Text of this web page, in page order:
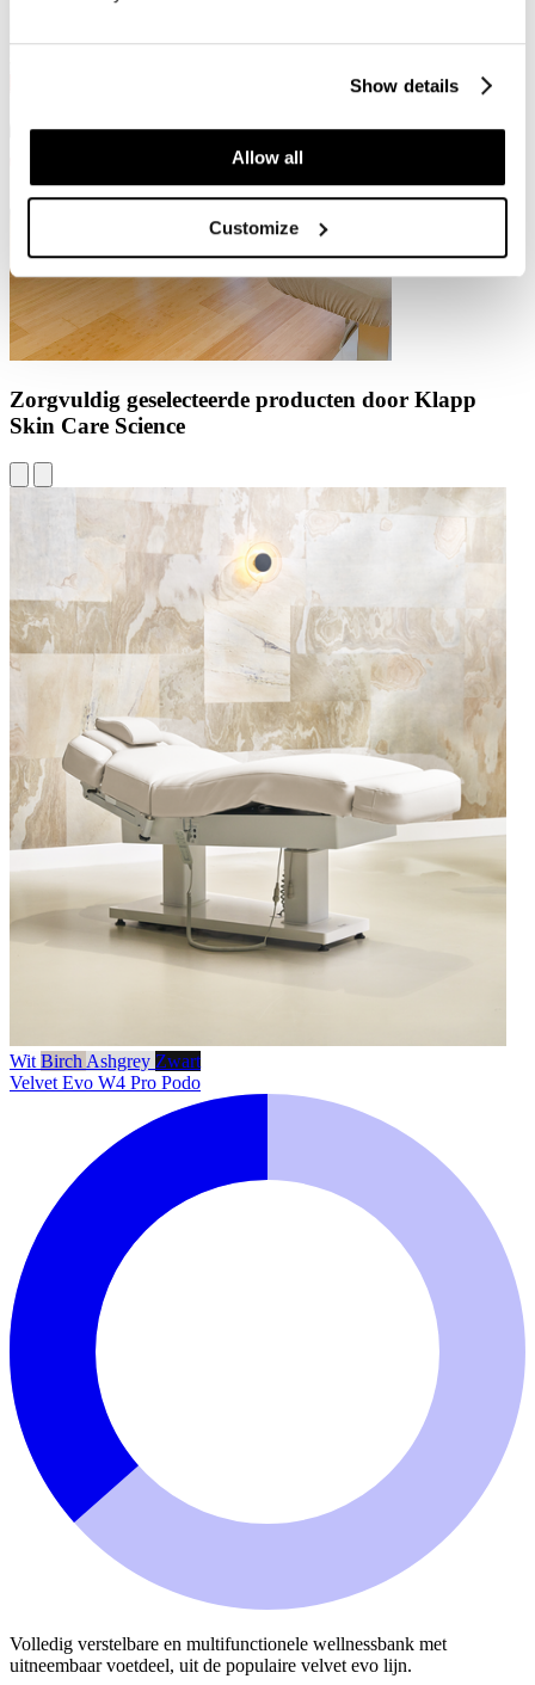
Show details
Allow all
Customize
Zorgvuldig geselecteerde producten door Klapp
Skin Care Science
Wit Birch Ashgrey Zwart
Velvet Evo W4 Pro Podo
Volledig verstelbare en multifunctionele wellnessbank met
uitneembaar voetdeel, uit de populaire velvet evo lijn.